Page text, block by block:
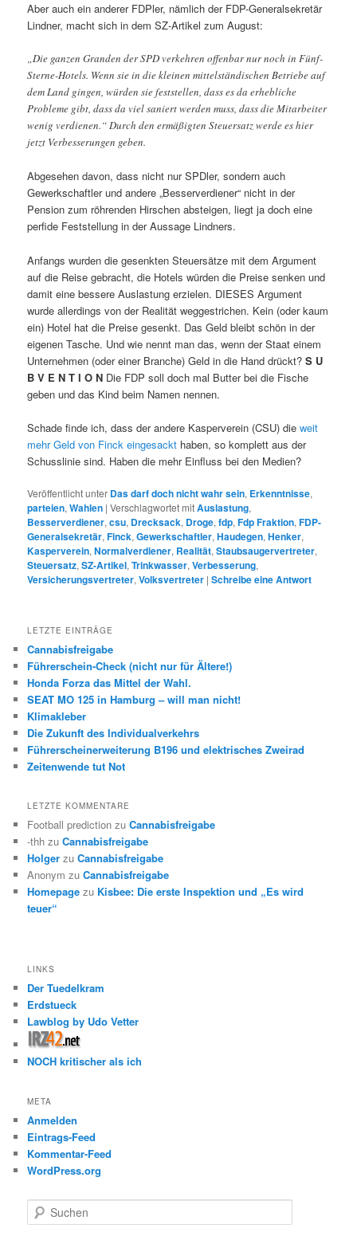
Aber auch ein anderer FDPler, nämlich der FDP-Generalsekretär
Lindner, macht sich in dem SZ-Artikel zum August:
„Die ganzen Granden der SPD verkehren offenbar nur noch in Fünf-
Sterne-Hotels. Wenn sie in die kleinen mittelständischen Betriebe auf
dem Land gingen, würden sie feststellen, dass es da erhebliche
Probleme gibt, dass da viel saniert werden muss, dass die Mitarbeiter
wenig verdienen.“ Durch den ermäßigten Steuersatz werde es hier
jetzt Verbesserungen geben.
Abgesehen davon, dass nicht nur SPDler, sondern auch
Gewerkschaftler und andere „Besserverdiener“ nicht in der
Pension zum röhrenden Hirschen absteigen, liegt ja doch eine
perfide Feststellung in der Aussage Lindners.
Anfangs wurden die gesenkten Steuersätze mit dem Argument
auf die Reise gebracht, die Hotels würden die Preise senken und
damit eine bessere Auslastung erzielen. DIESES Argument
wurde allerdings von der Realität weggestrichen. Kein (oder kaum
ein) Hotel hat die Preise gesenkt. Das Geld bleibt schön in der
eigenen Tasche. Und wie nennt man das, wenn der Staat einem
Unternehmen (oder einer Branche) Geld in die Hand drückt?S U
B V E N T I O N Die FDP soll doch mal Butter bei die Fische
geben und das Kind beim Namen nennen.
Schade finde ich, dass der andere Kasperverein (CSU) dieweit
mehr Geld von Finck eingesackt haben, so komplett aus der
Schusslinie sind. Haben die mehr Einfluss bei den Medien?
Veröffentlicht unter Das darf doch nicht wahr sein, Erkenntnisse,
parteien,Wahlen |Verschlagwortet mitAuslastung,
Besserverdiener,csu, Drecksack, Droge,fdp,Fdp Fraktion,FDP-
Generalsekretär,Finck,Gewerkschaftler,Haudegen,Henker,
Kasperverein,Normalverdiener, Realität,Staubsaugervertreter,
Steuersatz,SZ-Artikel,Trinkwasser,Verbesserung,
Versicherungsvertreter,Volksvertreter |Schreibe eine Antwort
LETZTE EINTRÄGE
Cannabisfreigabe
Führerschein-Check (nicht nur für Ältere!)
Honda Forza das Mittel der Wahl.
SEAT MO 125 in Hamburg – will man nicht!
Klimakleber
Die Zukunft des Individualverkehrs
Führerscheinerweiterung B196 und elektrisches Zweirad
Zeitenwende tut Not
LETZTE KOMMENTARE
Football prediction zuCannabisfreigabe
-thh zuCannabisfreigabe
Holger zuCannabisfreigabe
Anonym zuCannabisfreigabe
Homepage zu Kisbee: Die erste Inspektion und „Es wird
teuer“
LINKS
Der Tuedelkram
Erdstueck
Lawblog by Udo Vetter
NOCH kritischer als ich
META
Anmelden
Eintrags-Feed
Kommentar-Feed
WordPress.org
u